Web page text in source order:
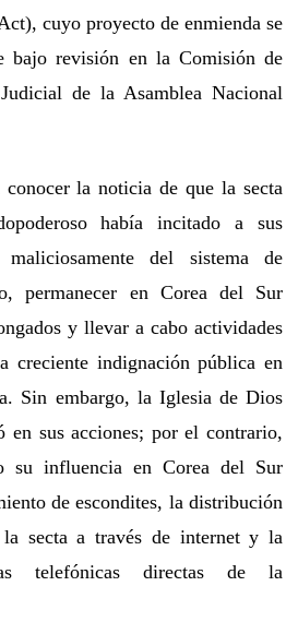
cuyo proyecto de enmienda se
bajo revisión en la Comisión de
de la Asamblea Nacional
la noticia de que la secta
había incitado a sus
del sistema de
permanecer en Corea del Sur
y llevar a cabo actividades
creciente indignación pública en
Sin embargo, la Iglesia de Dios
en sus acciones; por el contrario,
su influencia en Corea del Sur
de escondites, la distribución
secta a través de internet y la
telefónicas directas de la